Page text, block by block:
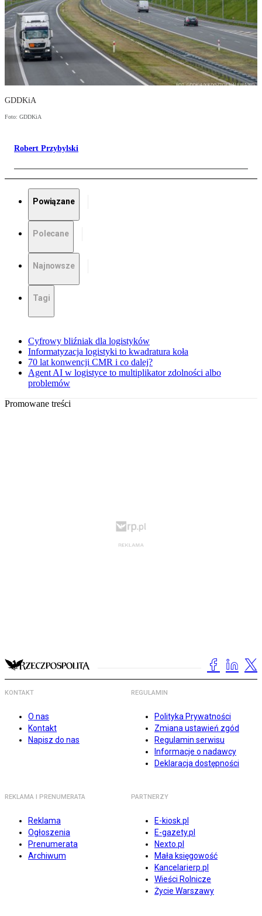
GDDKiA
Foto: GDDKiA
Robert Przybylski
Powiązane
Polecane
Najnowsze
Tagi
Cyfrowy bliźniak dla logistyków
Informatyzacja logistyki to kwadratura koła
70 lat konwencji CMR i co dalej?
Agent AI w logistyce to multiplikator zdolności albo
problemów
Promowane treści
KONTAKT
O nas
Kontakt
Napisz do nas
REGULAMIN
Polityka Prywatności
Zmiana ustawień zgód
Regulamin serwisu
Informacje o nadawcy
Deklaracja dostępności
REKLAMA I PRENUMERATA
Reklama
Ogłoszenia
Prenumerata
Archiwum
PARTNERZY
E-kiosk.pl
E-gazety.pl
Nexto.pl
Mała księgowość
Kancelarierp.pl
Wieści Rolnicze
Życie Warszawy